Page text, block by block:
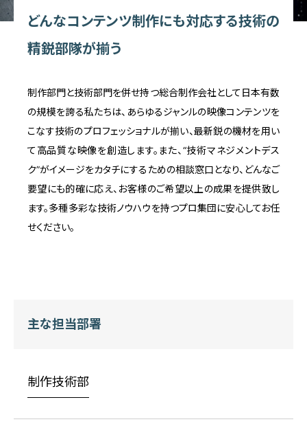
どんなコンテンツ制作にも対応する技術の
精鋭部隊が揃う
制作部門と技術部門を併せ持つ総合制作会社として日本有数
の規模を誇る私たちは、あらゆるジャンルの映像コンテンツを
こなす技術のプロフェッショナルが揃い、最新鋭の機材を用い
て高品質な映像を創造します。また、“技術マネジメントデス
ク”がイメージをカタチにするための相談窓口となり、どんなご
要望にも的確に応え、お客様のご希望以上の成果を提供致し
ます。多種多彩な技術ノウハウを持つプロ集団に安心してお任
せください。
主な担当部署
制作技術部